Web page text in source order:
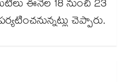
ఈనెల 18 నుంచి 23
చెప్పారు.